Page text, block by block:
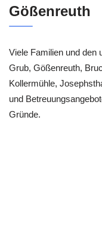
Gößenreuth
Viele Familien und den
Grub, Gößenreuth,
Kollermühle,
und
Gründe.